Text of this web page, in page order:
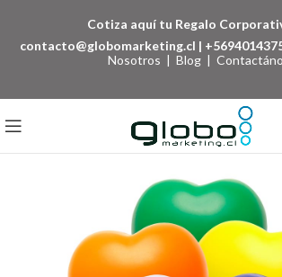
Cotiza aquí tu Regalo
contacto@globomarketing.cl |
Nosotros | Blog |